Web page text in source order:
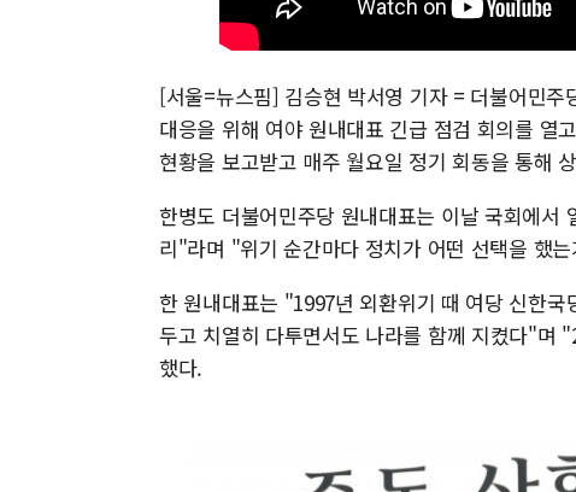
[서울=뉴스핌] 김승현 박서영 기자 = 더불어민
대응을 위해 여야 원내대표 긴급 점검 회의를 열
현황을 보고받고 매주 월요일 정기 회동을 통해
한병도 더불어민주당 원내대표는 이날 국회에
리"라며 "위기 순간마다 정치가 어떤 선택을 했
한 원내대표는 "1997년 외환위기 때 여당 신한
두고 치열히 다투면서도 나라를 함께 지켰다"며
했다.